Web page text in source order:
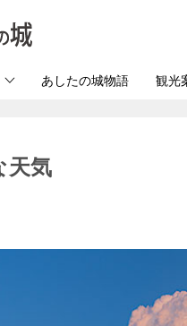
あしたの城物語 観光
天気